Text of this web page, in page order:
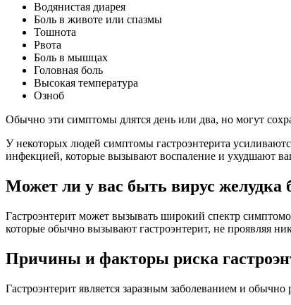
Водянистая диарея
Боль в животе или спазмы
Тошнота
Рвота
Боль в мышцах
Головная боль
Высокая температура
Озноб
Обычно эти симптомы длятся день или два, но могут
У некоторых людей симптомы гастроэнтерита
инфекцией, которые вызывают воспаление и ухудшают
Может ли у вас быть вирус желудка
Гастроэнтерит может вызывать широкий спектр
которые обычно вызывают гастроэнтерит, не проявляя
Причины и факторы риска
Гастроэнтерит является заразным заболеванием и обычно